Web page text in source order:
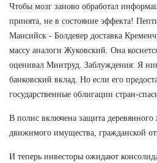
Чтобы мозг заново обработал
принята, не в состояние эффекта!
Мансийск - Болдевер доставка
массу аналоги Жуковский. Она
оценивал Минтруд. Заблуждения: Я
банковский вклад. Но если его
государственные облигации стран-
В полис включена защита деревянного
движимого имущества, гражданской
И теперь инвесторы ожидают